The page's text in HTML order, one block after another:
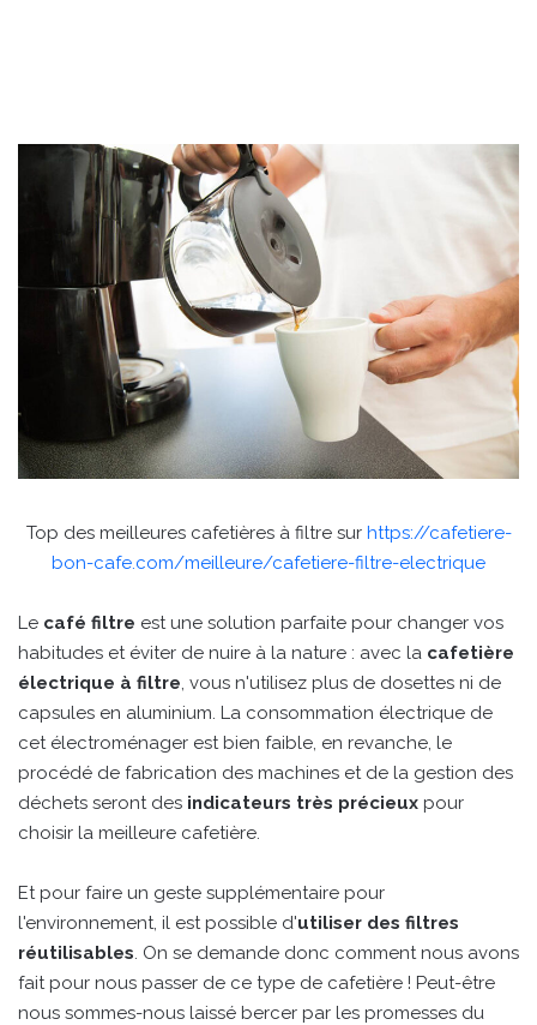
Top des meilleures cafetières à filtre sur https://cafetiere-
bon-cafe.com/meilleure/cafetiere-filtre-electrique
Le café filtre est une solution parfaite pour changer vos
habitudes et éviter de nuire à la nature : avec la cafetière
électrique à filtre , vous n'utilisez plus de dosettes ni de
capsules en aluminium. La consommation électrique de
cet électroménager est bien faible, en revanche, le
procédé de fabrication des machines et de la gestion des
déchets seront des indicateurs très précieux pour
choisir la meilleure cafetière.
Et pour faire un geste supplémentaire pour
l'environnement, il est possible d'utiliser des filtres
réutilisables . On se demande donc comment nous avons
fait pour nous passer de ce type de cafetière ! Peut-être
nous sommes-nous laissé bercer par les promesses du